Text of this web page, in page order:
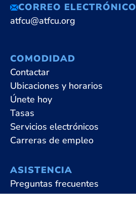
CORREO ELECTRÓNICO
atfcu@atfcu.org
COMODIDAD
Contactar
Ubicaciones y horarios
Únete hoy
Tasas
Servicios electrónicos
Carreras de empleo
ASISTENCIA
Preguntas frecuentes
Accesibilidad